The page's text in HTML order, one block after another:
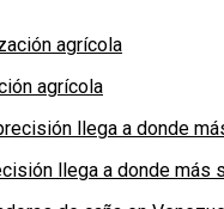
agrícola
llega a donde más